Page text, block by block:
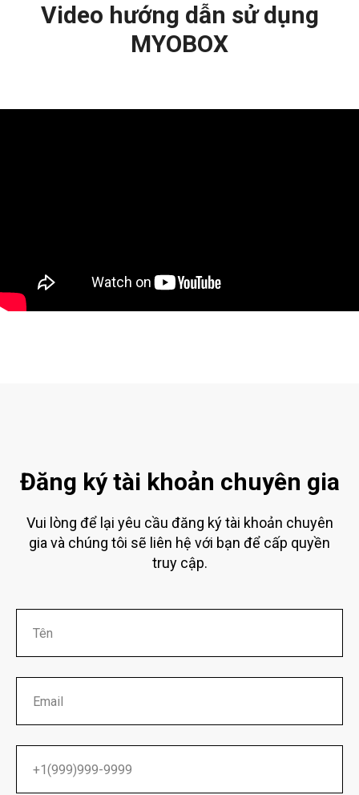
Video hướng dẫn sử dụng
MYOBOX
Đăng ký tài khoản chuyên gia
Vui lòng để lại yêu cầu đăng ký tài khoản chuyên
gia và chúng tôi sẽ liên hệ với bạn để cấp quyền
truy cập.
Tư vấn miễn phí